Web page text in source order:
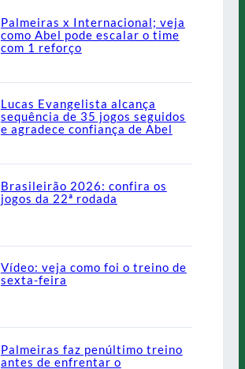
Palmeiras x Internacional; veja
como Abel pode escalar o time
com 1 reforço
Lucas Evangelista alcança
sequência de 35 jogos seguidos
e agradece confiança de Abel
Brasileirão 2026: confira os
jogos da 22ª rodada
Vídeo: veja como foi o treino de
sexta-feira
Palmeiras faz penúltimo treino
antes de enfrentar o